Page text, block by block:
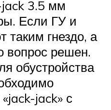
3.5 мм
Если ГУ и
таким гнездо, а
вопрос решен.
обустройства
jack» с